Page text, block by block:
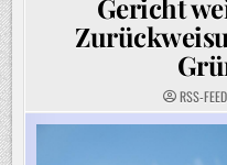
Gericht
RSS-FEED